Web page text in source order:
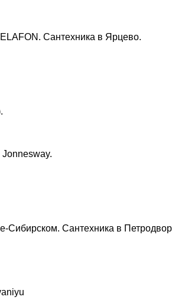
Сантехника в Ярцево.
Сибирском. Сантехника в